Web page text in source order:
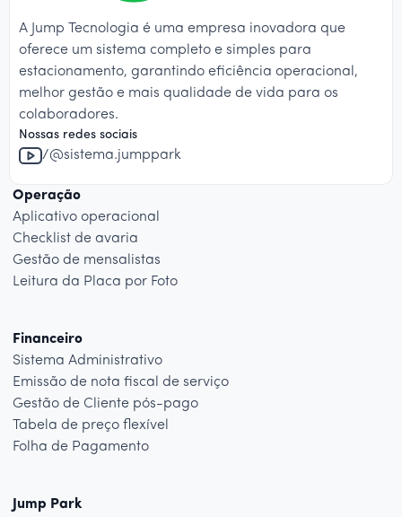
A Jump Tecnologia é uma empresa inovadora que
oferece um sistema completo e simples para
estacionamento, garantindo eficiência operacional,
melhor gestão e mais qualidade de vida para os
colaboradores.
Nossas redes sociais
/@sistema.jumppark
Operação
Aplicativo operacional
Checklist de avaria
Gestão de mensalistas
Leitura da Placa por Foto
Financeiro
Sistema Administrativo
Emissão de nota fiscal de serviço
Gestão de Cliente pós-pago
Tabela de preço flexível
Folha de Pagamento
Jump Park